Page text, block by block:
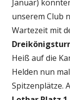
Januar)
unserem Club
Wartezeit mit
Heiß auf die
Helden nun
Spitzenplätze.